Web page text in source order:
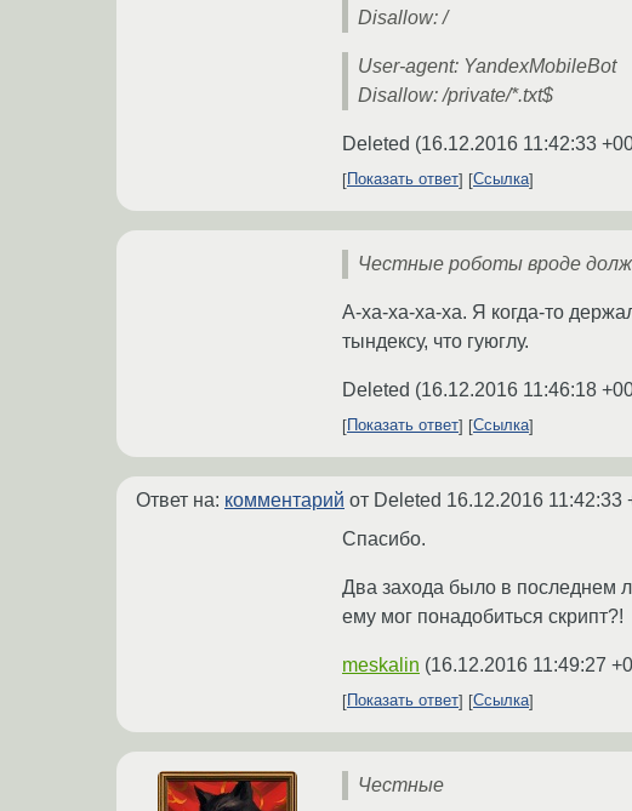
Disallow: /
User-agent: YandexMobileBot
Disallow: /private/*.txt$
Deleted (16.12.2016 11:42:33
Показать ответ Ссылка
Честные роботы вроде
А-ха-ха-ха-ха. Я когда-то
тындексу, что гуюглу.
Deleted (16.12.2016 11:46:18
Показать ответ Ссылка
Ответ на: комментарий от Deleted 16.12.2016 11:42:33
Спасибо.
Два захода было в последнем
ему мог понадобиться скрипт?!
meskalin (16.12.2016 11:49:27
Показать ответ
Ссылка
Честные